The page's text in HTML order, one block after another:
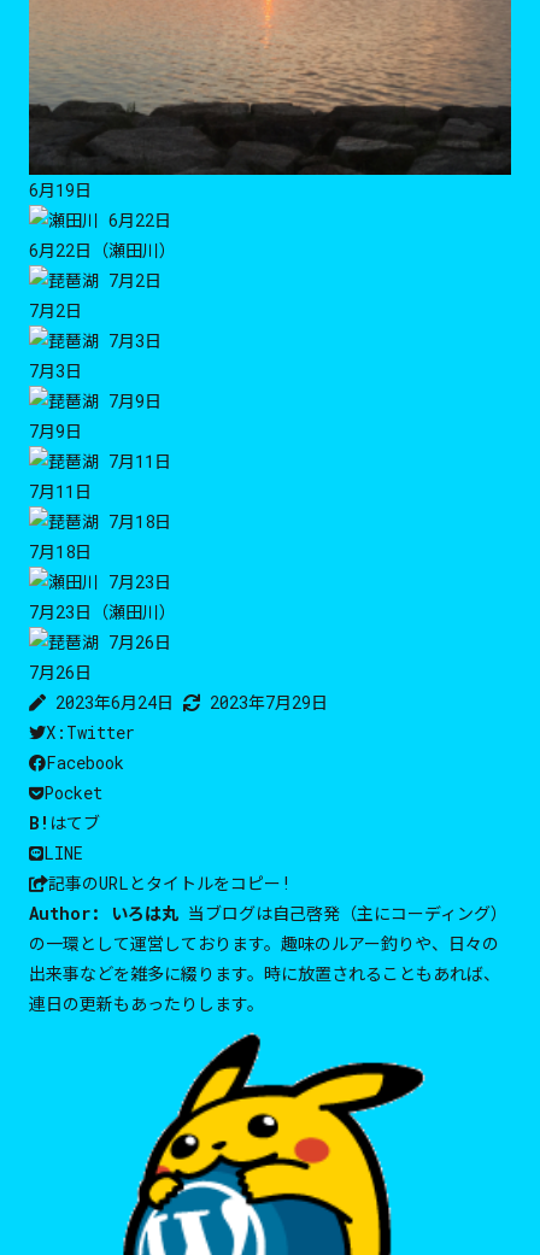
6月19日
6月22日（瀬田川）
7月2日
7月3日
7月9日
7月11日
7月18日
7月23日（瀬田川）
7月26日
2023年6月24日
2023年7月29日
X:Twitter
Facebook
Pocket
B! はてブ
LINE
記事のURLとタイトルをコピー!
Author:
いろは丸 当ブログは自己啓発（主にコーディング）
の一環として運営しております。趣味のルアー釣りや、日々の
出来事などを雑多に綴ります。時に放置されることもあれば、
連日の更新もあったりします。